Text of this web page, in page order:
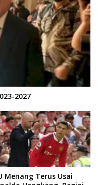
2027
Menang Terus Usai